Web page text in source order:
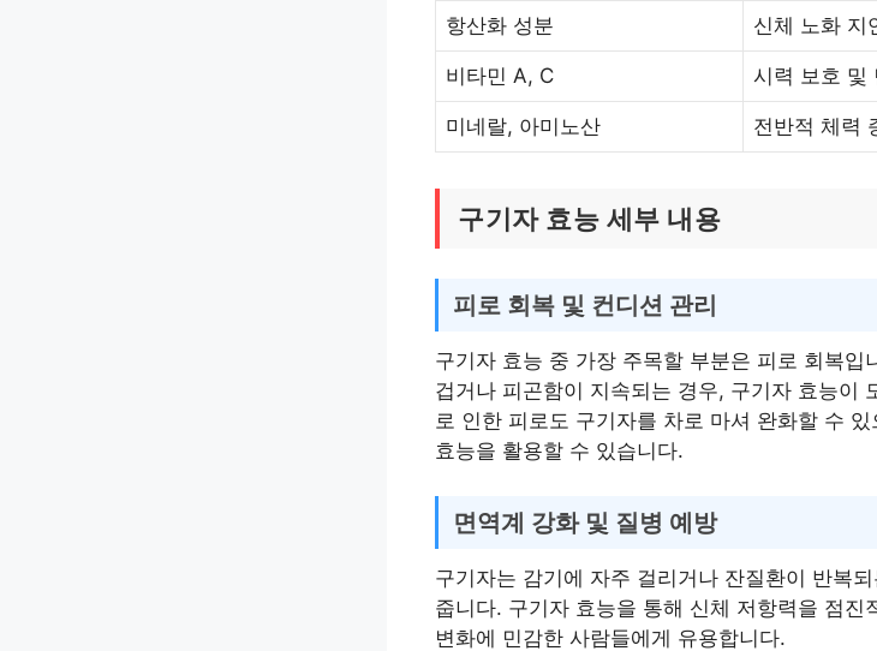
항산화 성분 신체 노화 지
비타민 A, C 시력 보호 및
미네랄, 아미노산 전반적 체력
구기자 효능 세부 내용
피로 회복 및 컨디션 관리
구기자 효능 중 가장 주목할 부분은 피로 회복입
겁거나 피곤함이 지속되는 경우, 구기자 효능이
로 인한 피로도 구기자를 차로 마셔 완화할 수
효능을 활용할 수 있습니다.
면역계 강화 및 질병 예방
구기자는 감기에 자주 걸리거나 잔질환이 반복
줍니다. 구기자 효능을 통해 신체 저항력을 점진
변화에 민감한 사람들에게 유용합니다.